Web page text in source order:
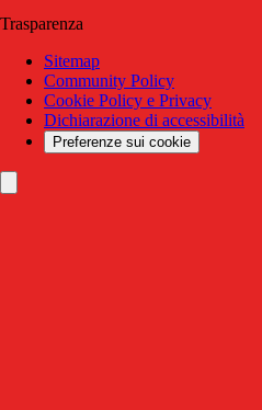
Trasparenza
Sitemap
Community Policy
Cookie Policy e Privacy
Dichiarazione di accessibilità
Preferenze sui cookie